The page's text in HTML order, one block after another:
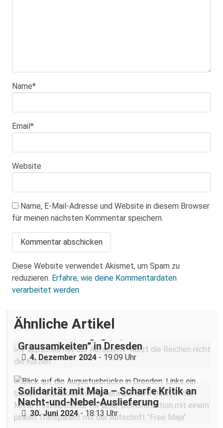
Name*
Email*
Website
Name, E-Mail-Adresse und Website in diesem Browser
für meinen nächsten Kommentar speichern.
Diese Website verwendet Akismet, um Spam zu
reduzieren. Erfahre, wie deine Kommentardaten
verarbeitet werden.
Ähnliche Artikel
„Teilhabe ist nicht verhandelbar“–
Grausamkeiten“ in Dresden
4. Dezember 2024 - 19:09 Uhr
Solidarität mit Maja – Scharfe Kritik an
Nacht-und-Nebel-Auslieferung
30. Juni 2024- 18:13 Uhr